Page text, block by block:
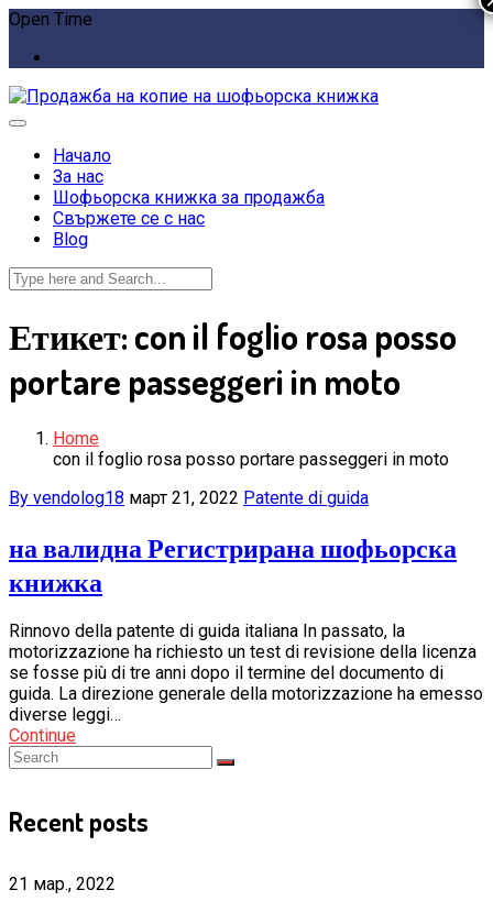
Open Time
Начало
За нас
Шофьорска книжка за продажба
Свържете се с нас
Blog
Етикет:con il foglio rosa posso
portare passeggeri in moto
Home
con il foglio rosa posso portare passeggeri in moto
By vendolog18 март 21, 2022 Patente di guida
на валидна Регистрирана шофьорска
книжка
Rinnovo della patente di guida italiana In passato, la
motorizzazione ha richiesto un test di revisione della licenza
se fosse più di tre anni dopo il termine del documento di
guida. La direzione generale della motorizzazione ha emesso
diverse leggi…
Continue
Recent posts
21 мар., 2022